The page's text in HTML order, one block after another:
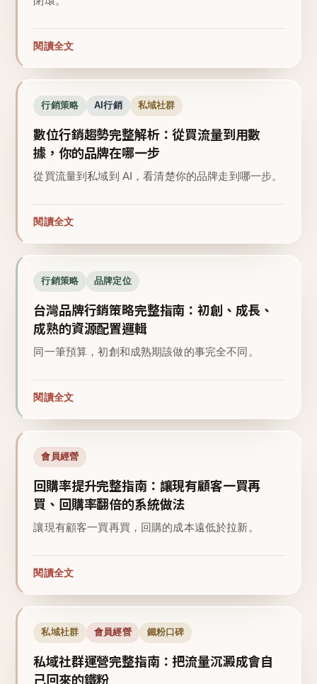
閱讀全文
行銷策略 AI行銷 私域社群
數位行銷趨勢完整解析：從買流量到用數
據，你的品牌在哪一步
從買流量到私域到 AI，看清楚你的品牌走到哪一步。
閱讀全文
行銷策略 品牌定位
台灣品牌行銷策略完整指南：初創、成長、
成熟的資源配置邏輯
同一筆預算，初創和成熟期該做的事完全不同。
閱讀全文
會員經營
回購率提升完整指南：讓現有顧客一買再
買、回購率翻倍的系統做法
讓現有顧客一買再買，回購的成本遠低於拉新。
閱讀全文
私域社群 會員經營 鐵粉口碑
私域社群運營完整指南：把流量沉澱成會自
己回來的鐵粉